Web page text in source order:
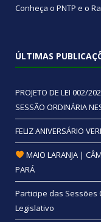
Conheça o PNTP e o
ÚLTIMAS
PROJETO DE LEI 002/
SESSÃO ORDINÁRIA
FELIZ ANIVERSÁRIO
MAIO LARANJA |
PARÁ
Participe das Sessões
Legislativo